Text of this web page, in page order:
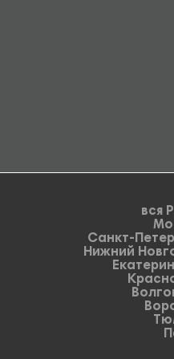
вся
Санкт-
Нижний